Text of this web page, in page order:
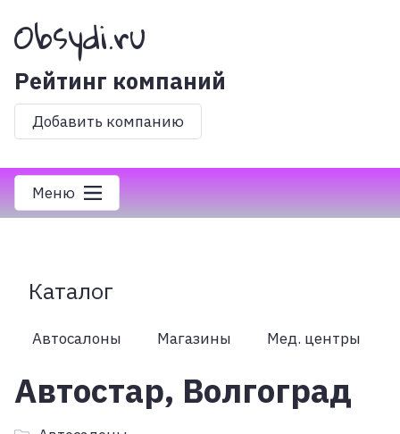
Obsydi.ru
Рейтинг компаний
Добавить компанию
Меню
Каталог
Автосалоны Магазины Мед. центры
Автостар, Волгоград